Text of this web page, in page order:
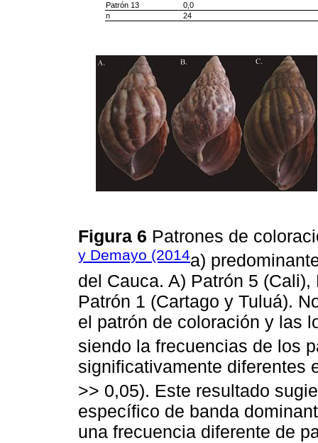
Patrón 13
0,0
n
24
Figura 6 Patrones de
y Demayo (2014a)
del Cauca. A) Patrón 5
Patrón 1 (Cartago y Tuluá).
el patrón de coloración y las
siendo la frecuencias de los
significativamente diferentes
>> 0,05). Este resultado
específico de banda
una frecuencia diferente de